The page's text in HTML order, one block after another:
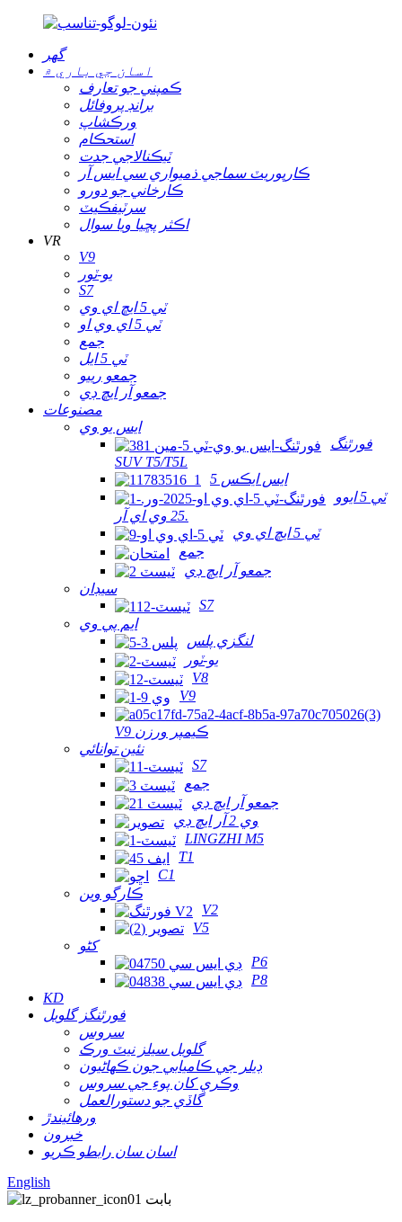
گھر
اسان جي باري ۾
ڪمپني جو تعارف
برانڊ پروفائل
ورڪشاپ
استحڪام
ٽيڪنالاجي جدت
ڪارپوريٽ سماجي ذميواري سي ايس آر
ڪارخاني جو دورو
سرٽيفڪيٽ
اڪثر پڇيا ويا سوال
VR
V9
يو-ٽور
S7
ٽي 5 ايڇ اي وي
ٽي 5 اي وي او
جمع
ٽي 5 ايل
جمعو رييو
جمعو آر ايڇ ڊي
مصنوعات
ايس يو وي
فورٿنگ
SUV T5/T5L
ايس ايڪس 5
ٽي 5 ايوو
25 وي اي آر.
ٽي 5 ايڇ اي وي
جمع
جمعو آر ايڇ ڊي
سيڊان
S7
ايم پي وي
لنگزي پلس
يو-ٽور
V8
V9
V9 ڪيمپر ورزن
نئين توانائي
S7
جمع
جمعو آر ايڇ ڊي
وي 2 آر ايڇ ڊي
LINGZHI M5
T1
C1
ڪارگو وين
V2
V5
کڻو
P6
P8
KD
فورٿنگز گلوبل
سروس
گلوبل سيلز نيٽ ورڪ
ڊيلر جي ڪاميابي جون ڪهاڻيون
وڪري کان پوءِ جي سروس
گاڏي جو دستورالعمل
ورهائيندڙ
خبرون
اسان سان رابطو ڪريو
English